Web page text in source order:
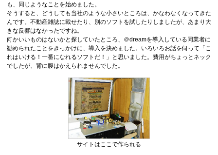
も、同じようなことを始めました。
そうすると、どうしても当社のような小さいところは、かなわなくなってきた
んです。不動産雑誌に載せたり、別のソフトを試したりしましたが、あまり大
きな反響はなかったですね。
何かいいものはないかと探していたところ、＠dreamを導入している同業者に
勧められたことをきっかけに、導入を決めました。いろいろお話を伺って「こ
れはいける！一番になれるソフトだ！」と思いました。費用がちょっとネック
でしたが、背に腹はかえられませんでした。
サイトはここで作られる